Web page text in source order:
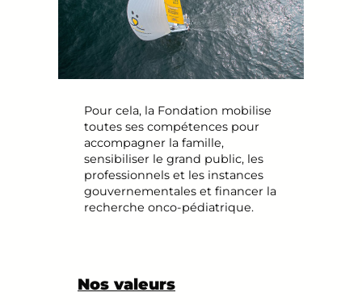
Pour cela, la Fondation mobilise
toutes ses compétences pour
accompagner la famille,
sensibiliser le grand public, les
professionnels et les instances
gouvernementales et financer la
recherche onco-pédiatrique.
Nos valeurs